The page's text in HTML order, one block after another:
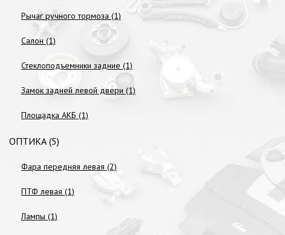
Рычаг ручного тормоза (1)
Салон (1)
Стеклоподъемники задние (1)
Замок задней левой двери (1)
Площадка АКБ (1)
ОПТИКА (5)
Фара передняя левая (2)
ПТФ левая (1)
Лампы (1)